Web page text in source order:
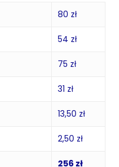
80 zł
54 zł
75 zł
31 zł
13,50 zł
2,50 zł
256 zł